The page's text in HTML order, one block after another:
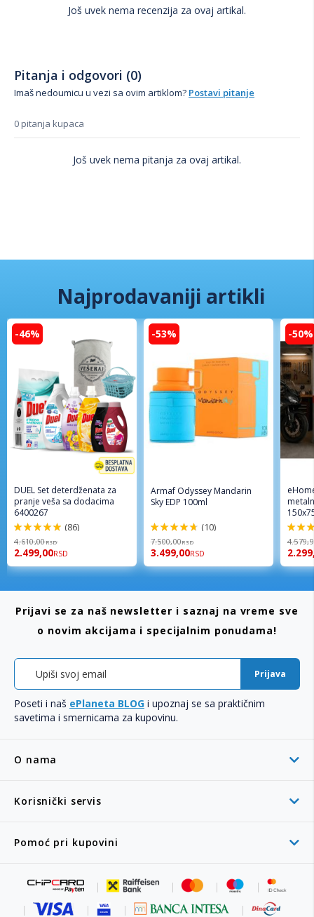
Još uvek nema recenzija za ovaj artikal.
Pitanja i odgovori (0)
Imaš nedoumicu u vezi sa ovim artiklom? Postavi pitanje
0 pitanja kupaca
Još uvek nema pitanja za ovaj artikal.
Najprodavaniji artikli
-46%
DUEL Set deterdženata za
pranje veša sa dodacima
6400267
98%
(86)
4.610,00RSD
2.499,00RSD
-53%
Armaf Odyssey Mandarin
Sky EDP 100ml
94%
(10)
7.500,00RSD
3.499,00RSD
-50%
96%
O nama
Korisnički servis
Pomoć pri kupovini
Prijavi se za naš newsletter i saznaj na vreme sve
o novim akcijama i specijalnim ponudama!
Prijava
Poseti i naš ePlaneta BLOG i upoznaj se sa praktičnim
savetima i smernicama za kupovinu.